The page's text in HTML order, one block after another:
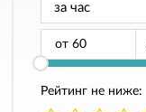
от
Рейтинг не ниже: